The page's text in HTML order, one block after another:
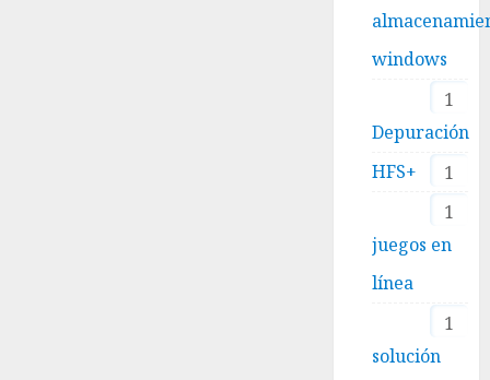
windows
1
Depuración
1
HFS+
1
juegos en
línea
1
solución